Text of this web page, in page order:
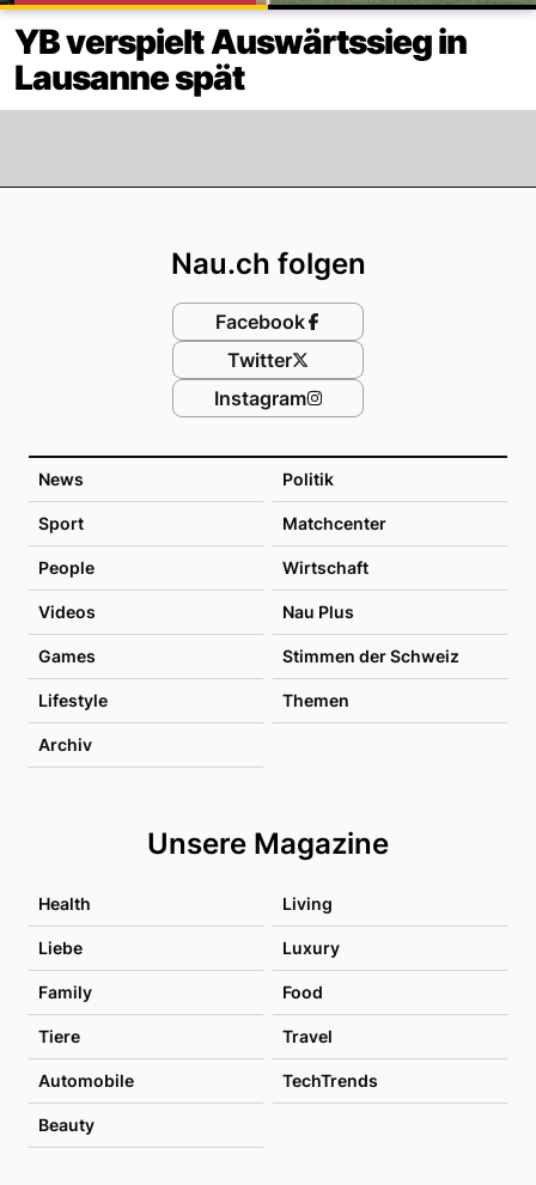
YB verspielt Auswärtssieg in
Lausanne spät
News Politik
Sport Matchcenter
People Wirtschaft
Videos Nau Plus
Games Stimmen der Schweiz
Lifestyle Themen
Archiv
Unsere Magazine
Health Living
Liebe Luxury
Family Food
Tiere Travel
Automobile TechTrends
Beauty
Nau.ch folgen
Facebook
Twitter
Instagram